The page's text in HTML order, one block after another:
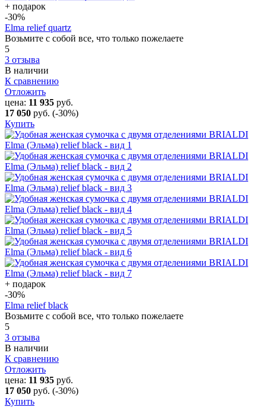
+ подарок
-30%
Elma relief quartz
Возьмите с собой все, что только пожелаете
5
3 отзыва
В наличии
К сравнению
Отложить
цена: 11 935 руб.
17 050 руб. (-30%)
Купить
+ подарок
-30%
Elma relief black
Возьмите с собой все, что только пожелаете
5
3 отзыва
В наличии
К сравнению
Отложить
цена: 11 935 руб.
17 050 руб. (-30%)
Купить